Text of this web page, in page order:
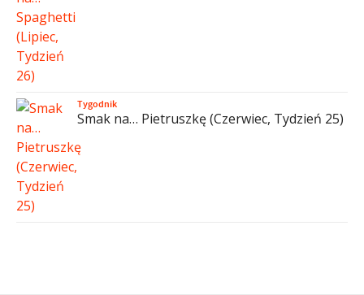
Tygodnik
Smak na… Pietruszkę (Czerwiec, Tydzień 25)